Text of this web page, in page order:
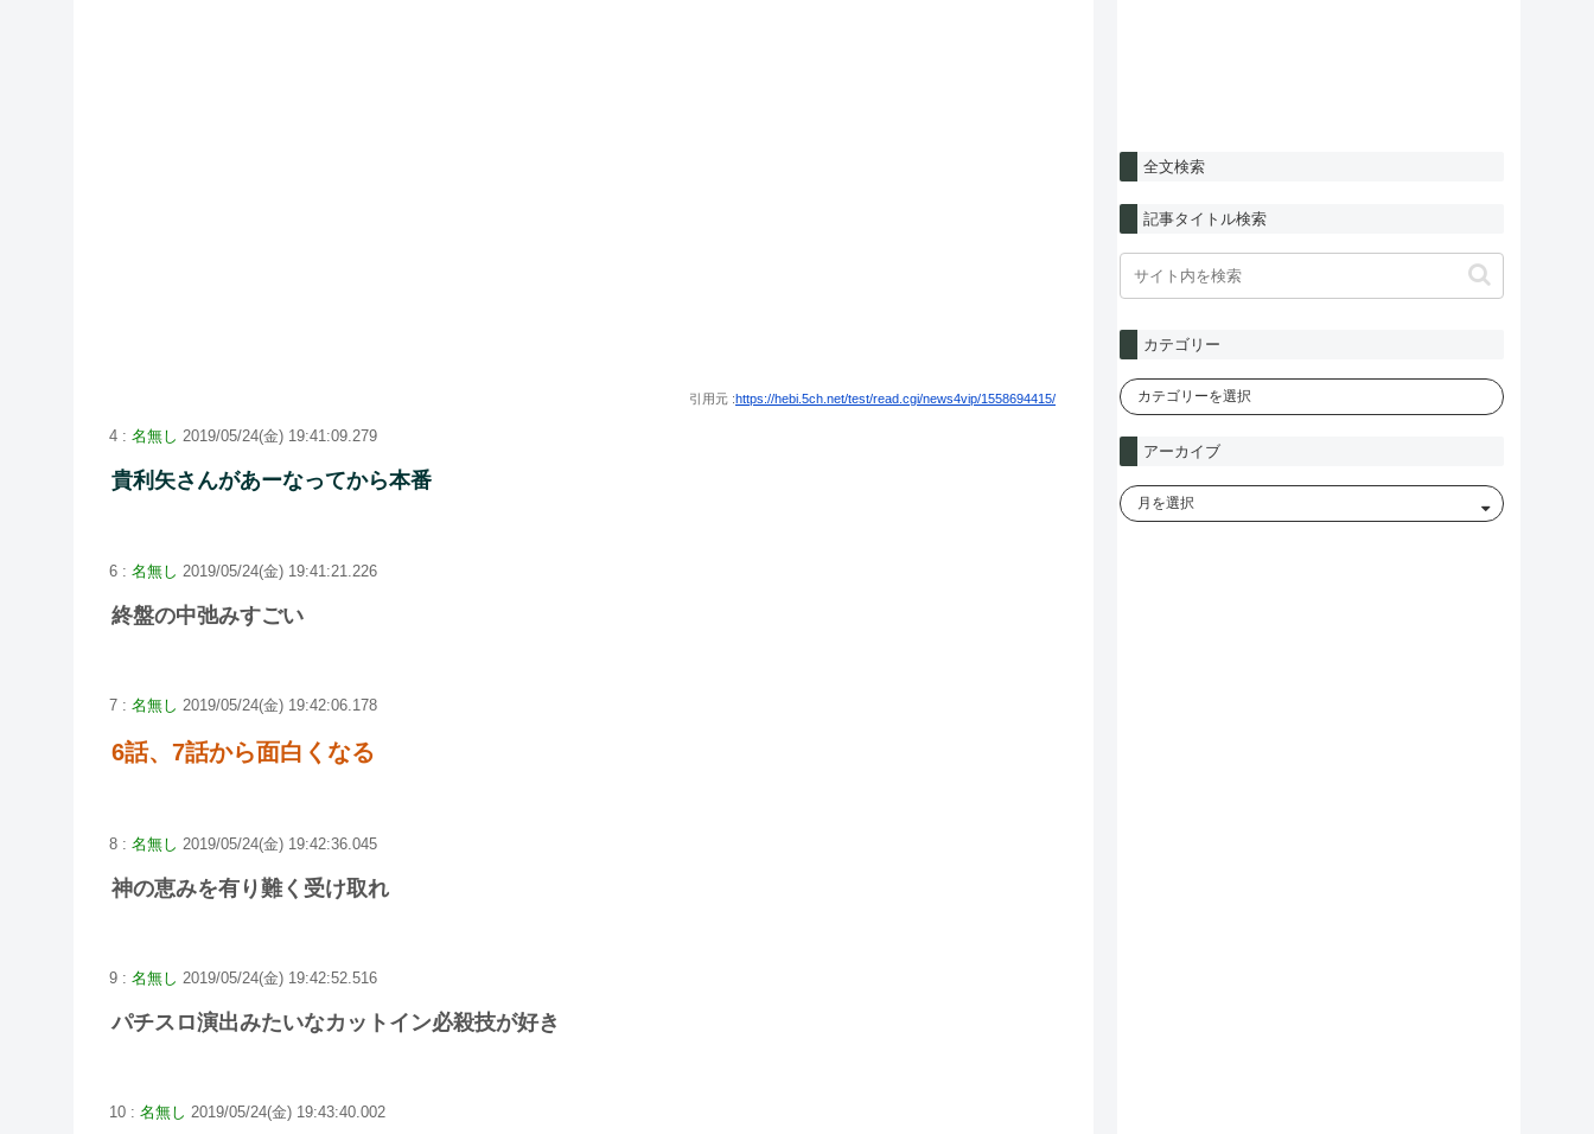
引用元 :https://hebi.5ch.net/test/read.cgi/news4vip/1558694415/
4 : 名無し 2019/05/24(金) 19:41:09.279
貴利矢さんがあーなってから本番
6 : 名無し 2019/05/24(金) 19:41:21.226
終盤の中弛みすごい
7 : 名無し 2019/05/24(金) 19:42:06.178
6話、7話から面白くなる
8 : 名無し 2019/05/24(金) 19:42:36.045
神の恵みを有り難く受け取れ
9 : 名無し 2019/05/24(金) 19:42:52.516
パチスロ演出みたいなカットイン必殺技が好き
10 : 名無し 2019/05/24(金) 19:43:40.002
全文検索
記事タイトル検索
カテゴリー
アーカイブ